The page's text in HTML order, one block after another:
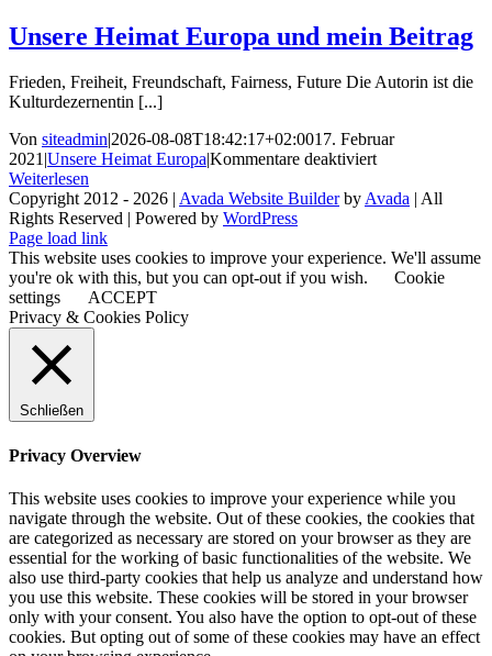
Pfalz,
Rede
EU
Europa-
Wahl
Unsere Heimat Europa und mein Beitrag
Frieden, Freiheit, Freundschaft, Fairness, Future Die Autorin ist die
Kulturdezernentin [...]
Von siteadmin|2026-08-08T18:42:17+02:0017. Februar
2021|Unsere Heimat Europa|Kommentare deaktiviertfür
Heimat
mein
Beitrag
Weiterlesen
Copyright 2012 - 2026 | Avada Website BuilderbyAvada | All
Rights Reserved | Powered by WordPress
Facebook
X
Instagram
Pinterest
Page load link
This website uses cookies to improve your experience. We'll assume
you're ok with this, but you can opt-out if you wish.
Cookie
settings
ACCEPT
Privacy & Cookies Policy
Schließen
Privacy Overview
This website uses cookies to improve your experience while you
navigate through the website. Out of these cookies, the cookies that
are categorized as necessary are stored on your browser as they are
essential for the working of basic functionalities of the website. We
also use third-party cookies that help us analyze and understand how
you use this website. These cookies will be stored in your browser
only with your consent. You also have the option to opt-out of these
cookies. But opting out of some of these cookies may have an effect